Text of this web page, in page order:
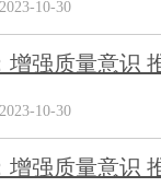
10-30
增强质量意识
10-30
增强质量意识